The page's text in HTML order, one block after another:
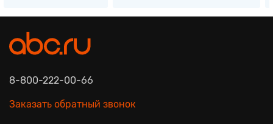
8-800-222-00-66
Заказать обратный звонок